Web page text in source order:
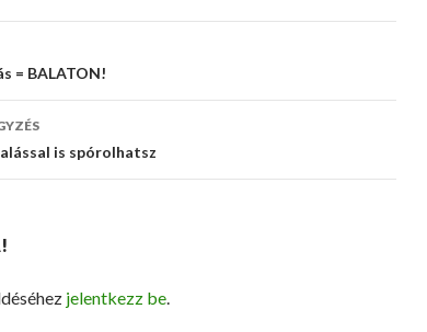
= BALATON!
is spórolhatsz
jelentkezz be